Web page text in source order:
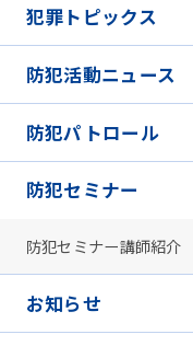
犯罪トピックス
防犯活動ニュース
防犯パトロール
防犯セミナー
防犯セミナー講師紹介
お知らせ